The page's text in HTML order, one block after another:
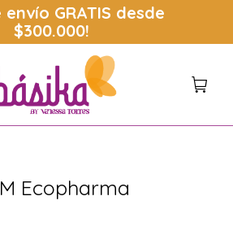
envío GRATIS desde
$300.000!
Ecopharma